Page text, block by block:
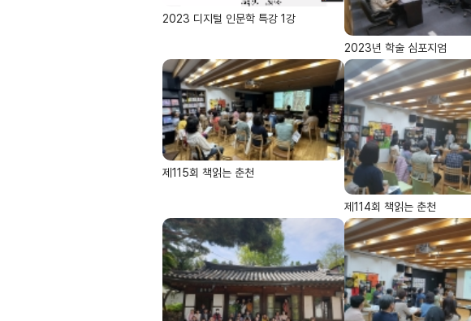
2023 디지털 인문학 특강 1강
2023년 학술 심포지엄
제115회 책읽는 춘천
제114회 책읽는 춘천